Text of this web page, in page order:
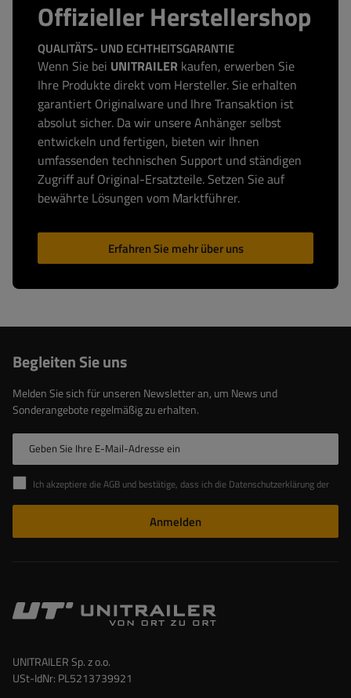
Offizieller Herstellershop
QUALITÄTS- UND ECHTHEITSGARANTIE
Wenn Sie bei UNITRAILER kaufen, erwerben Sie
Ihre Produkte direkt vom Hersteller. Sie erhalten
garantiert Originalware und Ihre Transaktion ist
absolut sicher. Da wir unsere Anhänger selbst
entwickeln und fertigen, bieten wir Ihnen
umfassenden technischen Support und ständigen
Zugriff auf Original-Ersatzteile. Setzen Sie auf
bewährte Lösungen vom Marktführer.
Erfahren Sie mehr über uns
Begleiten Sie uns
Melden Sie sich für unseren Newsletter an, um News und
Sonderangebote regelmäßig zu erhalten.
Geben Sie Ihre E-Mail-Adresse ein
Ich akzeptiere die AGB und bestätige, dass ich die Datenschutzerklärung der Website zur Kenntnis genommen habe
Anmelden
UNITRAILER Sp. z o.o.
USt-IdNr: PL5213739921